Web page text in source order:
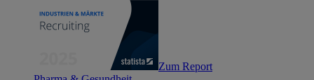
Zum Report